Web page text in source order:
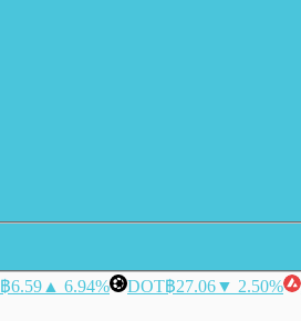
฿6.59 ▲ 6.94% DOT฿27.06▼ 2.50%